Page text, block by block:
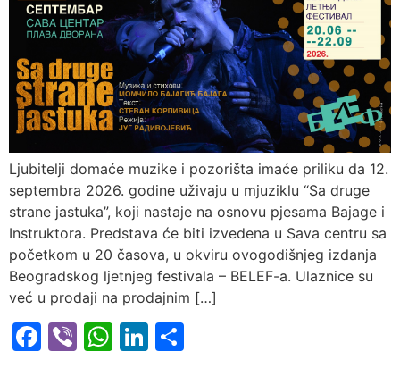
Ljubitelji domaće muzike i pozorišta imaće priliku da 12.
septembra 2026. godine uživaju u mjuziklu “Sa druge
strane jastuka”, koji nastaje na osnovu pjesama Bajage i
Instruktora. Predstava će biti izvedena u Sava centru sa
početkom u 20 časova, u okviru ovogodišnjeg izdanja
Beogradskog ljetnjeg festivala – BELEF-a. Ulaznice su
već u prodaji na prodajnim […]
Facebook
ViberWhatsApp
LinkedIn